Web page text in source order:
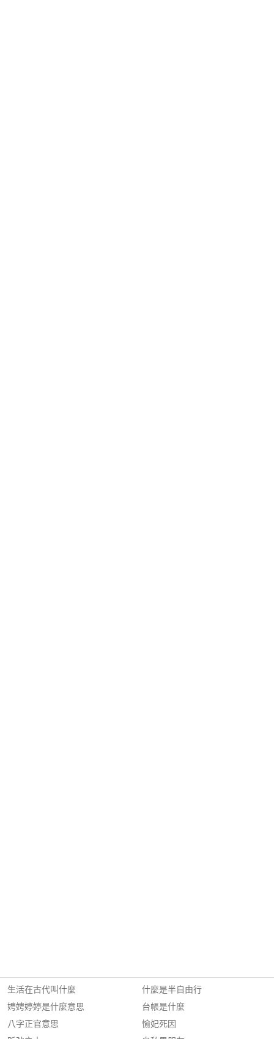
生活在古代叫什麼
娉娉婷婷是什麼意思
八字正官意思
什麼是半自由行
台帳是什麼
愉妃死因